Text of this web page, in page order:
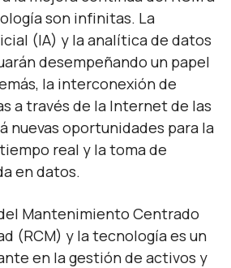
son infinitas. La
(IA) y la analítica de datos
desempeñando un papel
la interconexión de
a través de la Internet de las
nuevas oportunidades para la
real y la toma de
en datos.
Mantenimiento Centrado
(RCM) y la tecnología es un
en la gestión de activos y